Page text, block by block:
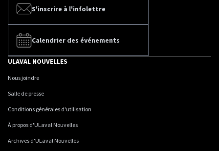
S'inscrire à l'infolettre
Calendrier des événements
ULAVAL NOUVELLES
Nous joindre
Salle de presse
Conditions générales d'utilisation
À propos d'ULaval Nouvelles
Archives d'ULaval Nouvelles